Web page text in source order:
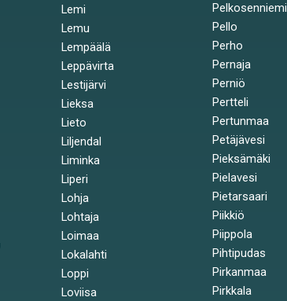
Lemi
Lemu
Lempäälä
Leppävirta
Lestijärvi
Lieksa
Lieto
Liljendal
Liminka
Liperi
Lohja
Lohtaja
Loimaa
Lokalahti
Loppi
Loviisa
Pelkosenniemi
Pello
Perho
Pernaja
Perniö
Pertteli
Pertunmaa
Petäjävesi
Pieksämäki
Pielavesi
Pietarsaari
Piikkiö
Piippola
Pihtipudas
Pirkanmaa
Pirkkala